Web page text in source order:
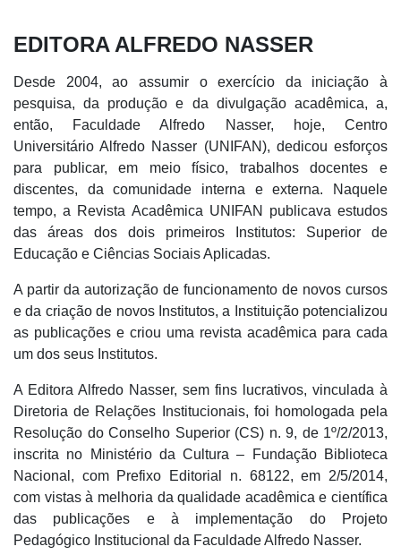
EDITORA ALFREDO NASSER
Desde 2004, ao assumir o exercício da iniciação à
pesquisa, da produção e da divulgação acadêmica, a,
então, Faculdade Alfredo Nasser, hoje, Centro
Universitário Alfredo Nasser (UNIFAN), dedicou esforços
para publicar, em meio físico, trabalhos docentes e
discentes, da comunidade interna e externa. Naquele
tempo, a Revista Acadêmica UNIFAN publicava estudos
das áreas dos dois primeiros Institutos: Superior de
Educação e Ciências Sociais Aplicadas.
A partir da autorização de funcionamento de novos cursos
e da criação de novos Institutos, a Instituição potencializou
as publicações e criou uma revista acadêmica para cada
um dos seus Institutos.
A Editora Alfredo Nasser, sem fins lucrativos, vinculada à
Diretoria de Relações Institucionais, foi homologada pela
Resolução do Conselho Superior (CS) n. 9, de 1º/2/2013,
inscrita no Ministério da Cultura – Fundação Biblioteca
Nacional, com Prefixo Editorial n. 68122, em 2/5/2014,
com vistas à melhoria da qualidade acadêmica e científica
das publicações e à implementação do Projeto
Pedagógico Institucional da Faculdade Alfredo Nasser.